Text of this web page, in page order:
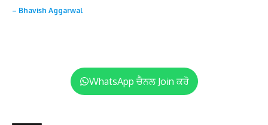
– Bhavish Aggarwal
WhatsApp ਚੈਨਲ Join ਕਰੋ